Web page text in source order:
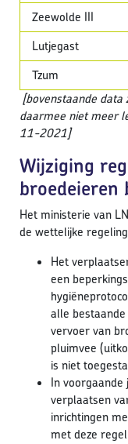
Zeewolde III
Lutjegast
Tzum
[bovenstaande
daarmee niet meer
11-2021]
Wijziging
broedeieren
Het ministerie van
de wettelijke
Het
een
alle
vervoer van
pluimvee
is niet
In
verplaatsen
inrichtingen
met deze